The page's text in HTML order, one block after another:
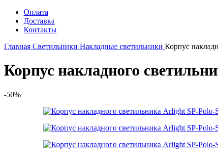
Оплата
Доставка
Контакты
Главная Светильники Накладные светильники Корпус
Корпус накладного
-50%